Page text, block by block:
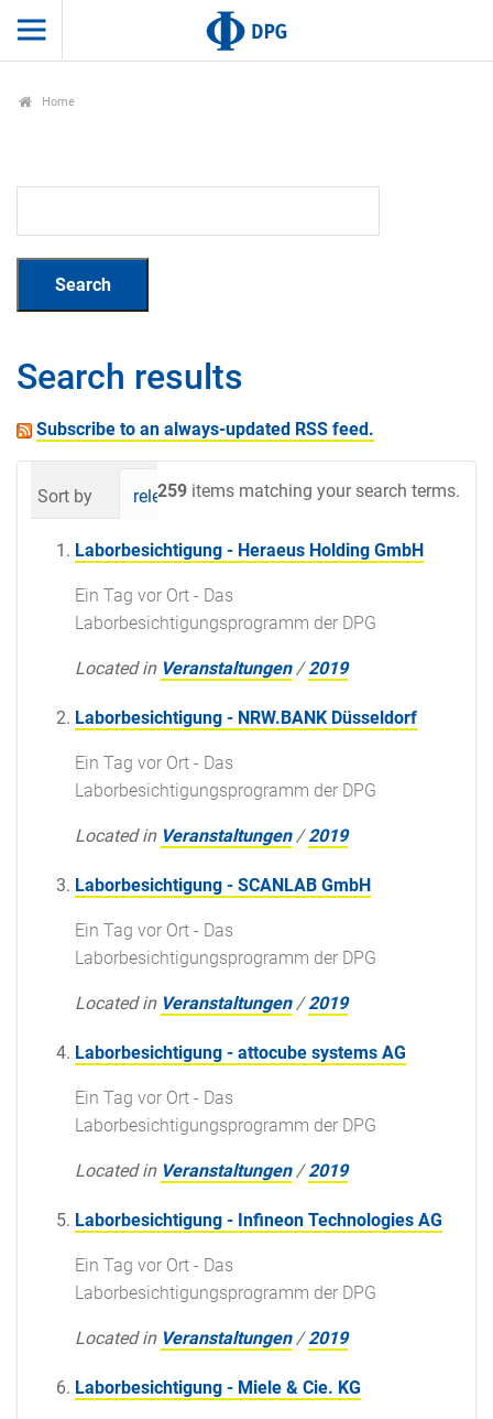
Home
Search results
Subscribe to an always-updated RSS feed.
259 items matching your search terms.
Sort by relevance date (newest first)
Laborbesichtigung - Heraeus Holding GmbH
Ein Tag vor Ort - Das
Laborbesichtigungsprogramm der DPG
Located in Veranstaltungen /2019
Laborbesichtigung - NRW.BANK Düsseldorf
Ein Tag vor Ort - Das
Laborbesichtigungsprogramm der DPG
Located in Veranstaltungen /2019
Laborbesichtigung - SCANLAB GmbH
Ein Tag vor Ort - Das
Laborbesichtigungsprogramm der DPG
Located in Veranstaltungen /2019
Laborbesichtigung - attocube systems AG
Ein Tag vor Ort - Das
Laborbesichtigungsprogramm der DPG
Located in Veranstaltungen /2019
Laborbesichtigung - Infineon Technologies AG
Ein Tag vor Ort - Das
Laborbesichtigungsprogramm der DPG
Located in Veranstaltungen /2019
Laborbesichtigung - Miele & Cie. KG